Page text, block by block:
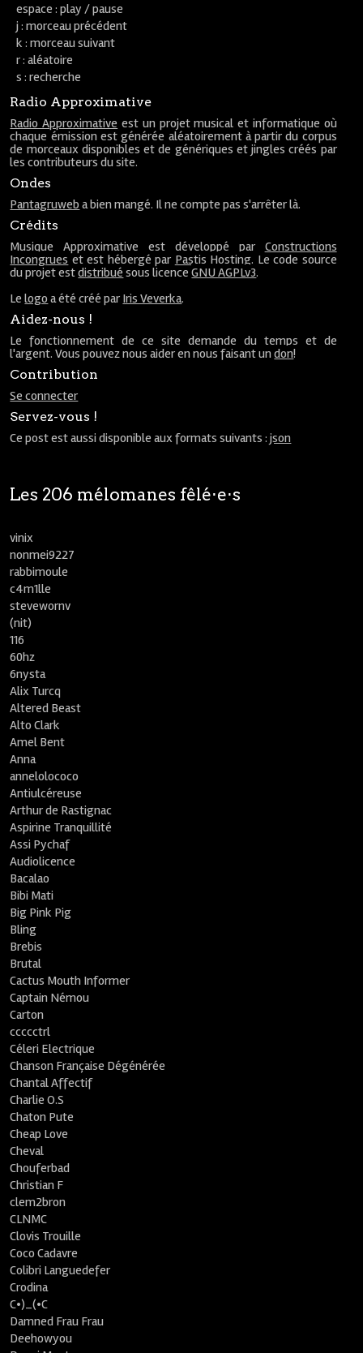
espace : play / pause
j : morceau précédent
k : morceau suivant
r : aléatoire
s : recherche
Radio Approximative
Radio Approximative est un projet musical et informatique où
chaque émission est générée aléatoirement à partir du corpus
de morceaux disponibles et de génériques et jingles créés par
les contributeurs du site.
Ondes
Pantagruweb a bien mangé. Il ne compte pas s'arrêter là.
Crédits
Musique Approximative est développé par Constructions
Incongrues et est hébergé par Pastis Hosting. Le code source
du projet estdistribué sous licenceGNU AGPLv3.
Lelogo a été créé par Iris Veverka.
Aidez-nous !
Le fonctionnement de ce site demande du temps et de
l'argent. Vous pouvez nous aider en nous faisant undon!
Contribution
Se connecter
Servez-vous !
Ce post est aussi disponible aux formats suivants :json
Les 206 mélomanes fêlé⋅e⋅s
vinix
nonmei9227
rabbimoule
c4m1lle
stevewornv
(nit)
116
60hz
6nysta
Alix Turcq
Altered Beast
Alto Clark
Amel Bent
Anna
annelolococo
Antiulcéreuse
Arthur de Rastignac
Aspirine Tranquillité
Assi Pychaf
Audiolicence
Bacalao
Bibi Mati
Big Pink Pig
Bling
Brebis
Brutal
Cactus Mouth Informer
Captain Némou
Carton
ccccctrl
Céleri Electrique
Chanson Française Dégénérée
Chantal Affectif
Charlie O.S
Chaton Pute
Cheap Love
Cheval
Chouferbad
Christian F
clem2bron
CLNMC
Clovis Trouille
Coco Cadavre
Colibri Languedefer
Crodina
C•)_(•C
Damned Frau Frau
Deehowyou